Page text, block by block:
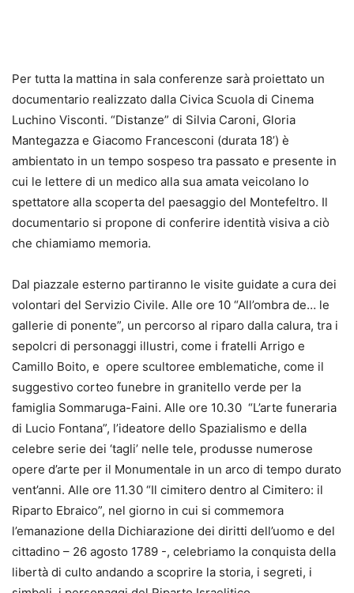
Per tutta la mattina in sala conferenze sarà proiettato un
documentario realizzato dalla Civica Scuola di Cinema
Luchino Visconti. “Distanze” di Silvia Caroni, Gloria
Mantegazza e Giacomo Francesconi (durata 18’) è
ambientato in un tempo sospeso tra passato e presente in
cui le lettere di un medico alla sua amata veicolano lo
spettatore alla scoperta del paesaggio del Montefeltro. Il
documentario si propone di conferire identità visiva a ciò
che chiamiamo memoria.
Dal piazzale esterno partiranno le visite guidate a cura dei
volontari del Servizio Civile. Alle ore 10 “All’ombra de… le
gallerie di ponente”, un percorso al riparo dalla calura, tra i
sepolcri di personaggi illustri, come i fratelli Arrigo e
Camillo Boito, e opere scultoree emblematiche, come il
suggestivo corteo funebre in granitello verde per la
famiglia Sommaruga-Faini. Alle ore 10.30 “L’arte funeraria
di Lucio Fontana”, l’ideatore dello Spazialismo e della
celebre serie dei ‘tagli’ nelle tele, produsse numerose
opere d’arte per il Monumentale in un arco di tempo durato
vent’anni. Alle ore 11.30 “Il cimitero dentro al Cimitero: il
Riparto Ebraico”, nel giorno in cui si commemora
l’emanazione della Dichiarazione dei diritti dell’uomo e del
cittadino – 26 agosto 1789 -, celebriamo la conquista della
libertà di culto andando a scoprire la storia, i segreti, i